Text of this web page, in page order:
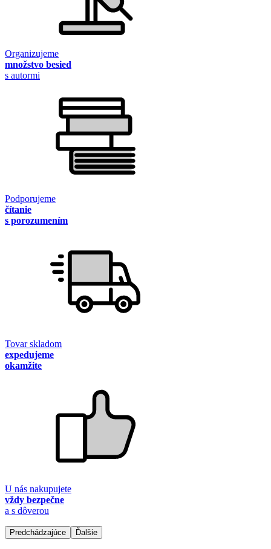
Organizujeme
množstvo besied
s autormi
Podporujeme
čítanie
s porozumením
Tovar skladom
expedujeme
okamžite
U nás nakupujete
vždy bezpečne
a s dôverou
Predchádzajúce Ďalšie